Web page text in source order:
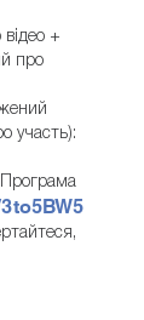
+
про
участь):
Програма